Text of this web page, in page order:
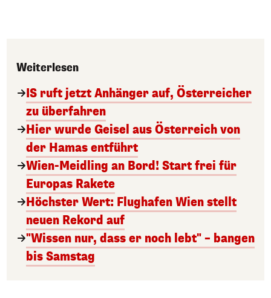
Weiterlesen
IS ruft jetzt Anhänger auf, Österreicher
zu überfahren
Hier wurde Geisel aus Österreich von
der Hamas entführt
Wien-Meidling an Bord! Start frei für
Europas Rakete
Höchster Wert: Flughafen Wien stellt
neuen Rekord auf
"Wissen nur, dass er noch lebt" – bangen
bis Samstag